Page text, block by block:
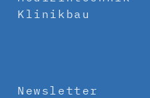
Klinikbau
Newsletter